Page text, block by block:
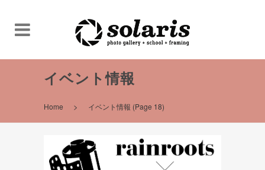
イベント情報
Home > イベント情報 (Page 18)